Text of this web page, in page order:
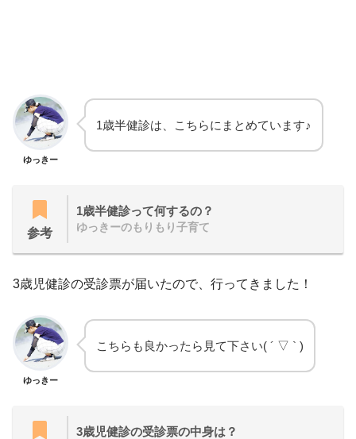
ゆっきー
1歳半健診は、こちらにまとめています♪
参考
1歳半健診って何するの？
ゆっきーのもりもり子育て
3歳児健診の受診票が届いたので、行ってきました！
ゆっきー
こちらも良かったら見て下さい( ´ ▽ ` )
3歳児健診の受診票の中身は？